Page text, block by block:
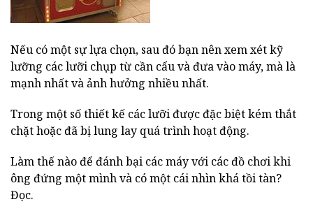
Nếu có một sự lựa chọn, sau đó bạn nên xem xét kỹ
lưỡng các lưỡi chụp từ cần cẩu và đưa vào máy, mà là
mạnh nhất và ảnh hưởng nhiều nhất.
Trong một số thiết kế các lưỡi được đặc biệt kém thắt
chặt hoặc đã bị lung lay quá trình hoạt động.
Làm thế nào để đánh bại các máy với các đồ chơi khi
ông đứng một mình và có một cái nhìn khá tồi tàn?
Đọc.